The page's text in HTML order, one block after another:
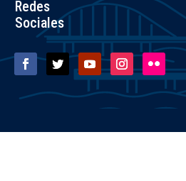
Redes
Sociales